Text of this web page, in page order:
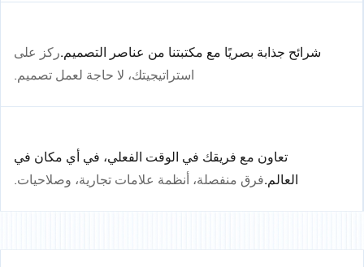
شرائح جذابة بصريًا مع مكتبتنا من عناصر التصميم.ركز على
استراتيجيتك، لا حاجة لعمل تصميم.
تعاون مع فريقك في الوقت الفعلي، في أي مكان في
العالم.فرق منفصلة، أنظمة علامات تجارية، وصلاحيات.